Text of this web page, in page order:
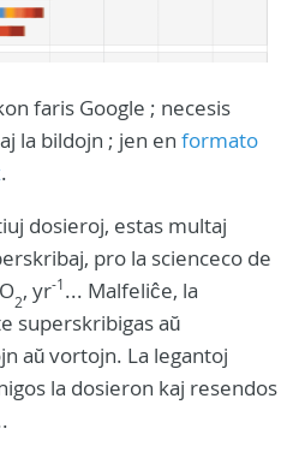
faris Google ; necesis
la bildojn ; jen en formato
.
dosieroj, estas multaj
pro la scienceco de
2, yr-1 ... Malfeliĉe, la
superskribigas aŭ
aŭ vortojn. La legantoj
la dosieron kaj resendos